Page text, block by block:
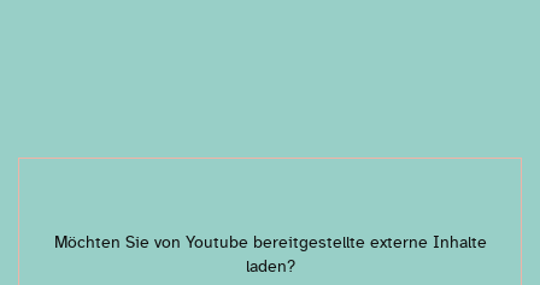
Möchten Sie von Youtubebereitgestellte externe Inhalte
laden?